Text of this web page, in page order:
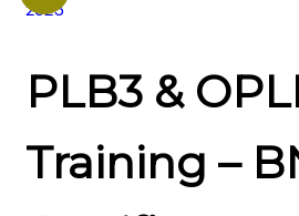
PLB3 &
Training –